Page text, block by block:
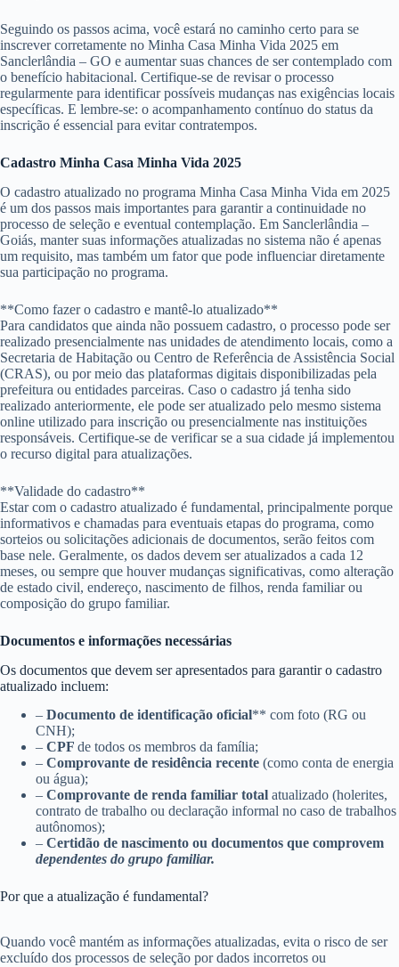
Seguindo os passos acima, você estará no caminho certo para se
inscrever corretamente no Minha Casa Minha Vida 2025 em
Sanclerlândia – GO e aumentar suas chances de ser contemplado com
o benefício habitacional. Certifique-se de revisar o processo
regularmente para identificar possíveis mudanças nas exigências locais
específicas. E lembre-se: o acompanhamento contínuo do status da
inscrição é essencial para evitar contratempos.
Cadastro Minha Casa Minha Vida 2025
O cadastro atualizado no programa Minha Casa Minha Vida em 2025
é um dos passos mais importantes para garantir a continuidade no
processo de seleção e eventual contemplação. Em Sanclerlândia –
Goiás, manter suas informações atualizadas no sistema não é apenas
um requisito, mas também um fator que pode influenciar diretamente
sua participação no programa.
**Como fazer o cadastro e mantê-lo atualizado**
Para candidatos que ainda não possuem cadastro, o processo pode ser
realizado presencialmente nas unidades de atendimento locais, como a
Secretaria de Habitação ou Centro de Referência de Assistência Social
(CRAS), ou por meio das plataformas digitais disponibilizadas pela
prefeitura ou entidades parceiras. Caso o cadastro já tenha sido
realizado anteriormente, ele pode ser atualizado pelo mesmo sistema
online utilizado para inscrição ou presencialmente nas instituições
responsáveis. Certifique-se de verificar se a sua cidade já implementou
o recurso digital para atualizações.
**Validade do cadastro**
Estar com o cadastro atualizado é fundamental, principalmente porque
informativos e chamadas para eventuais etapas do programa, como
sorteios ou solicitações adicionais de documentos, serão feitos com
base nele. Geralmente, os dados devem ser atualizados a cada 12
meses, ou sempre que houver mudanças significativas, como alteração
de estado civil, endereço, nascimento de filhos, renda familiar ou
composição do grupo familiar.
Documentos e informações necessárias
Os documentos que devem ser apresentados para garantir o cadastro
atualizado incluem:
– Documento de identificação oficial** com foto (RG ou
CNH);
– CPF de todos os membros da família;
– Comprovante de residência recente (como conta de energia
ou água);
– Comprovante de renda familiar total atualizado (holerites,
contrato de trabalho ou declaração informal no caso de trabalhos
autônomos);
– Certidão de nascimento ou documentos que comprovem
dependentes do grupo familiar.
Por que a atualização é fundamental?
Quando você mantém as informações atualizadas, evita o risco de ser
excluído dos processos de seleção por dados incorretos ou